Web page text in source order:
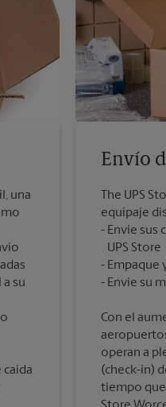
una
su
caída
Envío
The UPS
equipaje
Envíe sus
UPS Store
Empaque
Con el
operan a
(check-in)
tiempo que